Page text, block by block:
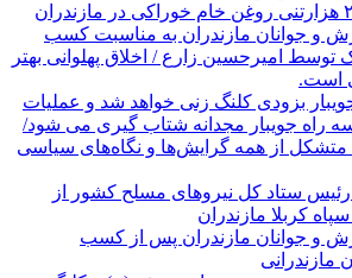
و جوانان مازندران به مناسبت کسب
توسط امیرحسین زارع / اخلاق پهلوانی بهتر
است.
بزودی کلنگ زنی خواهد شد و عملیات
راه جویبار مجدانه شتاب گیری می شود/
از همه گرایش‌ها و نگاه‌های سیاسی
رئیس ستاد کل نیرو‌های مسلح کشور از
کربلا مازندران
و جوانان مازندران پس از کسب
مازندرانی